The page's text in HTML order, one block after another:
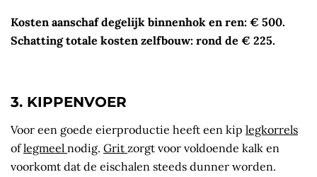
Kosten aanschaf degelijk binnenhok en ren: € 500.
Schatting totale kosten zelfbouw: rond de € 225.
3. KIPPENVOER
Voor een goede eierproductie heeft een kip legkorrels
oflegmeel nodig. Grit zorgt voor voldoende kalk en
voorkomt dat de eischalen steeds dunner worden.